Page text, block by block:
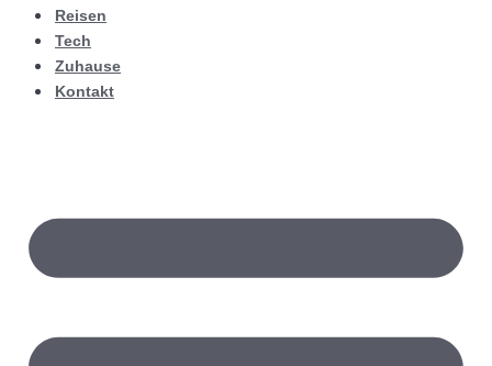
Reisen
Tech
Zuhause
Kontakt